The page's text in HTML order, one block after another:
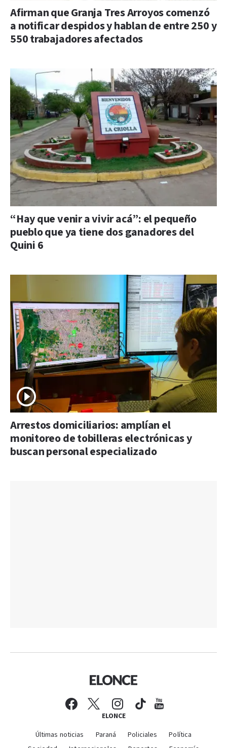
Afirman que Granja Tres Arroyos comenzó
a notificar despidos y hablan de entre 250 y
550 trabajadores afectados
“Hay que venir a vivir acá”: el pequeño
pueblo que ya tiene dos ganadores del
Quini 6
Arrestos domiciliarios: amplían el
monitoreo de tobilleras electrónicas y
buscan personal especializado
ELONCE
Últimas noticias Paraná Policiales
Política